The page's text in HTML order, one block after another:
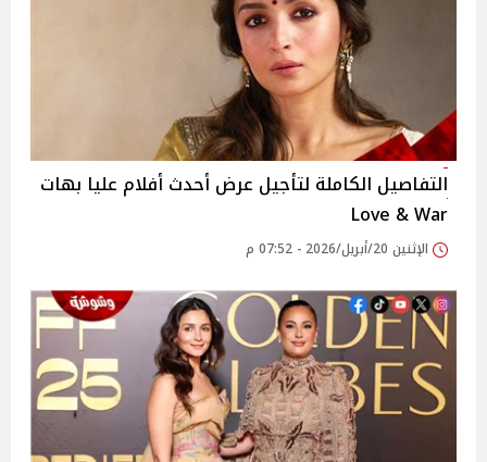
التفاصيل الكاملة لتأجيل عرض أحدث أفلام عليا بهات
Love & War
الإثنين 20/أبريل/2026 - 07:52 م